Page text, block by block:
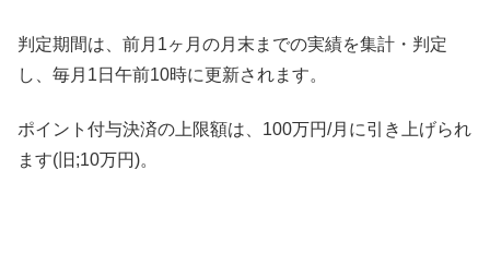
判定期間は、前月1ヶ月の月末までの実績を集計・判定
し、毎月1日午前10時に更新されます。
ポイント付与決済の上限額は、100万円/月に引き上げられ
ます(旧;10万円)。